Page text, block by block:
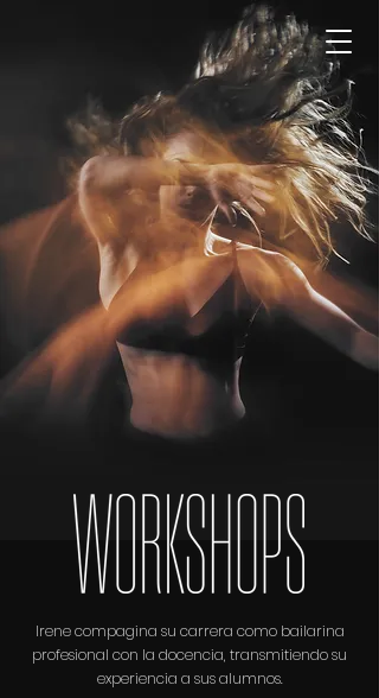
Irene compagina su carrera como bailarina
profesional con la docencia, transmitiendo su
experiencia a sus alumnos.